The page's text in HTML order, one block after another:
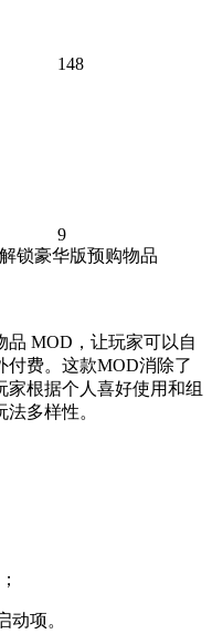
148
9
品 MOD，让玩家可以自
付费。这款MOD消除了
根据个人喜好使用和组
多样性。
动项。